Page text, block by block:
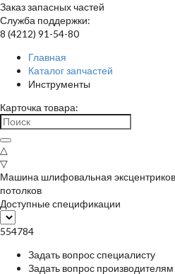
Заказ запасных частей
Служба поддержки:
8 (4212) 91-54-80
Главная
Каталог запчастей
Инструменты
Карточка товара:
△
▽
Машина шлифовальная
потолков
Доступные спецификации
554784
Задать вопрос специалисту
Задать вопрос производителям